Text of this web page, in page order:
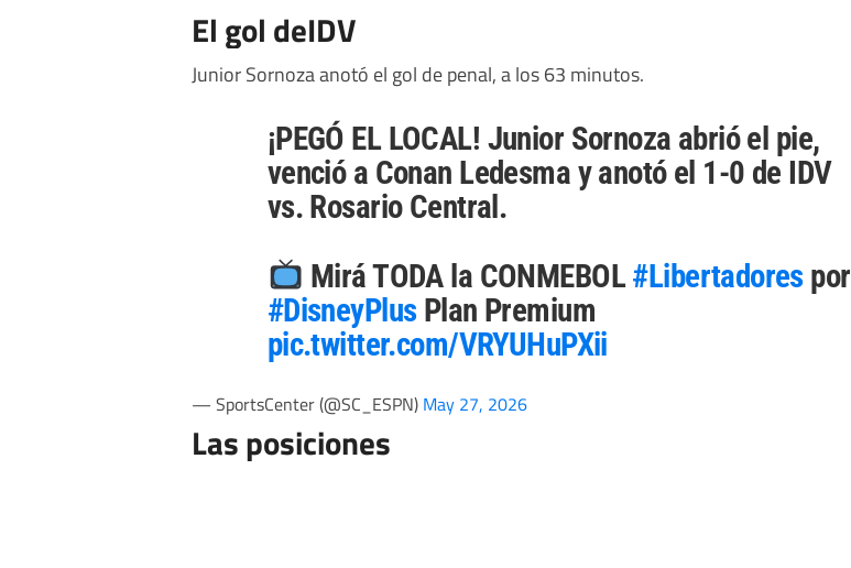
El gol deIDV
Junior Sornoza anotó el gol de penal, a los 63 minutos.
¡PEGÓ EL LOCAL! Junior Sornoza abrió el pie,
venció a Conan Ledesma y anotó el 1-0 de IDV
vs. Rosario Central.
Mirá TODA la CONMEBOL #Libertadorespor
#DisneyPlusPlan Premium
pic.twitter.com/VRYUHuPXii
— SportsCenter (@SC_ESPN) May 27, 2026
Las posiciones